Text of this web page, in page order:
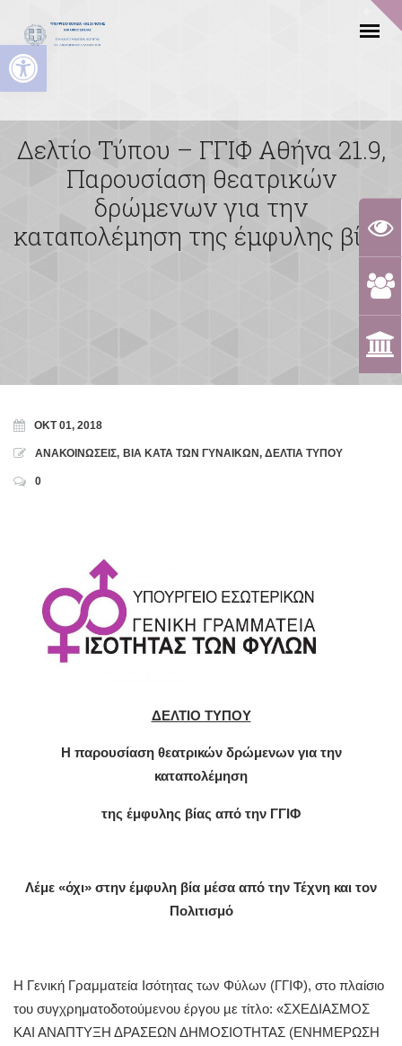
Ανοίξτε τη γραμμή εργαλείων
Δελτίο Τύπου – ΓΓΙΦ Αθήνα 21.9,
Παρουσίαση θεατρικών
δρώμενων για την
καταπολέμηση της έμφυλης βίας
ΟΚΤ 01, 2018
ΑΝΑΚΟΙΝΩΣΕΙΣ, ΒΙΑ ΚΑΤΑ ΤΩΝ ΓΥΝΑΙΚΩΝ, ΔΕΛΤΙΑ ΤΥΠΟΥ
0
ΔΕΛΤΙΟ ΤΥΠΟΥ
Η παρουσίαση θεατρικών δρώμενων για την
καταπολέμηση
της έμφυλης βίας από την ΓΓΙΦ
Λέμε «όχι» στην έμφυλη βία μέσα από την Τέχνη και τον
Πολιτισμό
Η Γενική Γραμματεία Ισότητας των Φύλων (ΓΓΙΦ), στο πλαίσιο
του συγχρηματοδοτούμενου έργου µε τίτλο: «ΣΧΕΔΙΑΣΜΟΣ
ΚΑΙ ΑΝΑΠΤΥΞΗ ΔΡΑΣΕΩΝ ΔΗΜΟΣΙΟΤΗΤΑΣ (ΕΝΗΜΕΡΩΣΗ